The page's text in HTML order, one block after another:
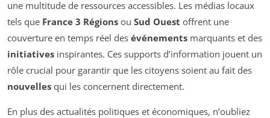
une multitude de ressources accessibles. Les médias locaux
tels que France 3 Régions ou Sud Ouest offrent une
couverture en temps réel des événements marquants et des
initiatives inspirantes. Ces supports d’information jouent un
rôle crucial pour garantir que les citoyens soient au fait des
nouvelles qui les concernent directement.
En plus des actualités politiques et économiques, n’oubliez